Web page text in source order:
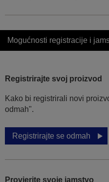
Mogućnosti registracije i
Registrirajte svoj proizvod
Kako bi registrirali novi
odmah".
Registrirajte se odmah
Provjerite svoje jamstvo